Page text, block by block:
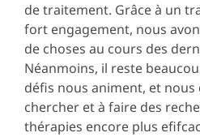
de traitement. Grâce à un
fort engagement, nous
de choses au cours des
Néanmoins, il reste
défis nous animent, et
chercher et à faire des
thérapies encore plus